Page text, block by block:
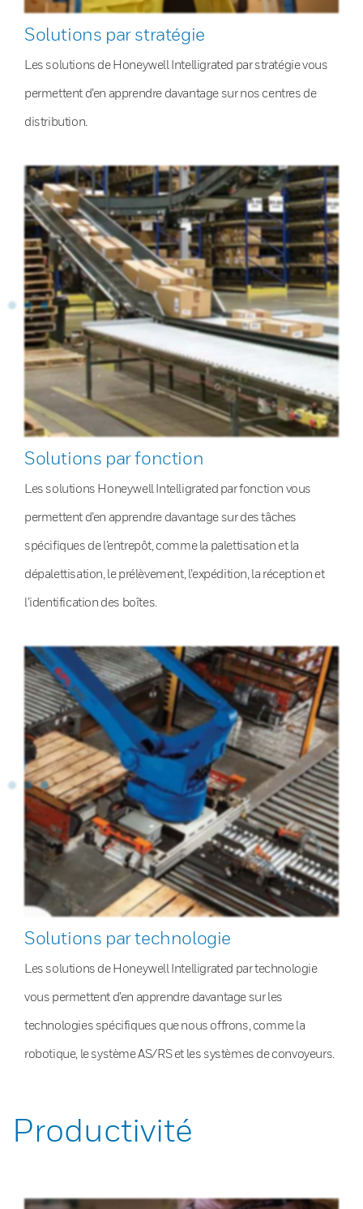
Solutions par stratégie
Les solutions de Honeywell Intelligrated par stratégie vous
permettent d’en apprendre davantage sur nos centres de
distribution.
Solutions par fonction
Les solutions Honeywell Intelligrated par fonction vous
permettent d’en apprendre davantage sur des tâches
spécifiques de l’entrepôt, comme la palettisation et la
dépalettisation, le prélèvement, l’expédition, la réception et
l’identification des boîtes.
Solutions par technologie
Les solutions de Honeywell Intelligrated par technologie
vous permettent d’en apprendre davantage sur les
technologies spécifiques que nous offrons, comme la
robotique, le système AS/RS et les systèmes de convoyeurs.
Productivité